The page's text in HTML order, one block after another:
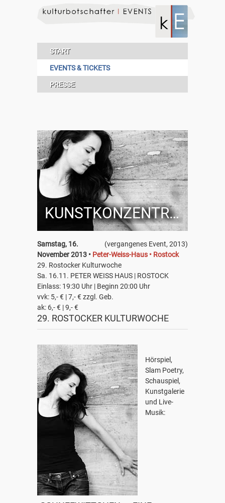
START
EVENTS & TICKETS
PRESSE
KUNSTKONZENTRAT
(vergangenes Event, 2013)
Samstag, 16.
November 2013 • Peter-Weiss-Haus • Rostock
29. Rostocker Kulturwoche
Sa. 16.11. PETER WEISS HAUS | ROSTOCK
Einlass: 19:30 Uhr | Beginn 20:00 Uhr
vvk: 5,- € | 7,- € zzgl. Geb.
ak: 6,- € | 9,- €
29. ROSTOCKER KULTURWOCHE
Hörspiel,
Slam Poetry,
Schauspiel,
Kunstgalerie
und Live-
Musik: